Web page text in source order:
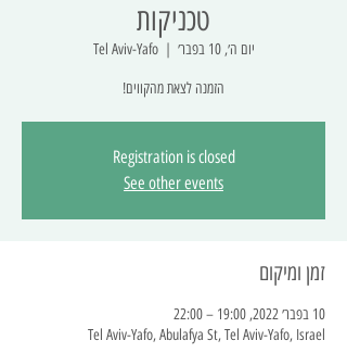
טכניקות
יום ה׳, 10 בפבר׳
  |
Tel Aviv-Yafo
הזמנה לצאת מהקווים!
Registration is closed
See other events
זמן ומיקום
10 בפבר׳ 2022, 19:00 – 22:00
Tel Aviv-Yafo, Abulafya St, Tel Aviv-Yafo, Israel